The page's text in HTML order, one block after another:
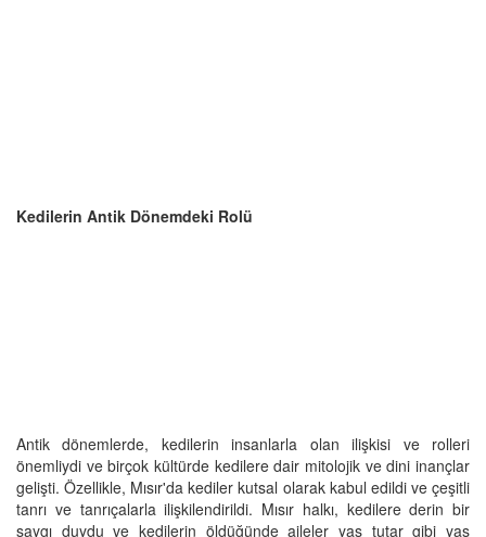
Kedilerin Antik Dönemdeki Rolü
Antik dönemlerde, kedilerin insanlarla olan ilişkisi ve rolleri
önemliydi ve birçok kültürde kedilere dair mitolojik ve dini inançlar
gelişti. Özellikle, Mısır'da kediler kutsal olarak kabul edildi ve çeşitli
tanrı ve tanrıçalarla ilişkilendirildi. Mısır halkı, kedilere derin bir
saygı duydu ve kedilerin öldüğünde aileler yas tutar gibi yas